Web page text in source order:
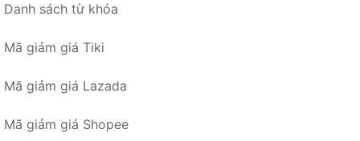
Danh sách từ khóa
Mã giảm giá Tiki
Mã giảm giá Lazada
Mã giảm giá Shopee